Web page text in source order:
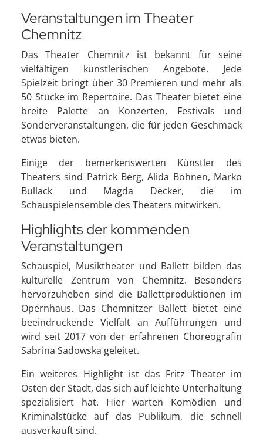
Veranstaltungen im Theater
Chemnitz
Das Theater Chemnitz ist bekannt für seine
vielfältigen künstlerischen Angebote. Jede
Spielzeit bringt über 30 Premieren und mehr als
50 Stücke im Repertoire. Das Theater bietet eine
breite Palette an Konzerten, Festivals und
Sonderveranstaltungen, die für jeden Geschmack
etwas bieten.
Einige der bemerkenswerten Künstler des
Theaters sind Patrick Berg, Alida Bohnen, Marko
Bullack und Magda Decker, die im
Schauspielensemble des Theaters mitwirken.
Highlights der kommenden
Veranstaltungen
Schauspiel, Musiktheater und Ballett bilden das
kulturelle Zentrum von Chemnitz. Besonders
hervorzuheben sind die Ballettproduktionen im
Opernhaus. Das Chemnitzer Ballett bietet eine
beeindruckende Vielfalt an Aufführungen und
wird seit 2017 von der erfahrenen Choreografin
Sabrina Sadowska geleitet.
Ein weiteres Highlight ist das Fritz Theater im
Osten der Stadt, das sich auf leichte Unterhaltung
spezialisiert hat. Hier warten Komödien und
Kriminalstücke auf das Publikum, die schnell
ausverkauft sind.